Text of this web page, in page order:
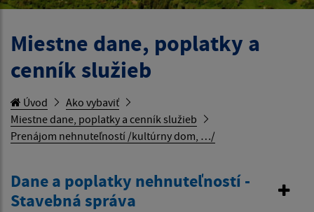
Miestne dane, poplatky a
cenník služieb
Úvod
Ako vybaviť
Miestne dane, poplatky a cenník služieb
Prenájom nehnuteľností /kultúrny dom, …/
Dane a poplatky nehnuteľností -
Stavebná správa